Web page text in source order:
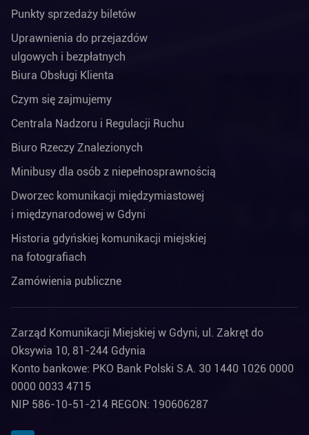
Punkty sprzedaży biletów
Uprawnienia do przejazdów
ulgowych i bezpłatnych
Biura Obsługi Klienta
Czym się zajmujemy
Centrala Nadzoru i Regulacji Ruchu
Biuro Rzeczy Znalezionych
Minibusy dla osób z niepełnosprawnością
Dworzec komunikacji międzymiastowej
i międzynarodowej w Gdyni
Historia gdyńskiej komunikacji miejskiej
na fotografiach
Zamówienia publiczne
Zarząd Komunikacji Miejskiej w Gdyni, ul. Zakręt do
Oksywia 10, 81-244 Gdynia
Konto bankowe: PKO Bank Polski S.A. 30 1440 1026 0000
0000 0033 4715
NIP 586-10-51-214 REGON: 190606287